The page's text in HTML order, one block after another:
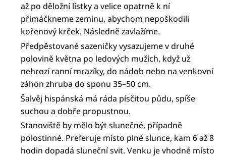
až po děložní lístky a velice opatrně k ní
přimáčkneme zeminu, abychom nepoškodili
kořenový krček. Následně zavlažíme.
Předpěstované sazeničky vysazujeme v druhé
polovině května po ledových mužích, když už
nehrozí ranní mrazíky, do nádob nebo na venkovní
záhon zhruba do sponu 35–50 cm.
Šalvěj hispánská má ráda písčitou půdu, spíše
suchou a dobře propustnou.
Stanoviště by mělo být slunečné, případně
polostinné. Preferuje místo plné slunce, kam 6 až 8
hodin dopadá sluneční svit. Venku je vhodné místo